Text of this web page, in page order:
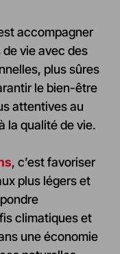
accompagner
de vie avec des
plus sûres
le bien-être
attentives au
la qualité de vie.
, c’est favoriser
plus légers et
climatiques et
une économie